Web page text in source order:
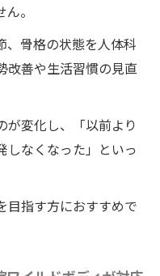
。
、骨格の状態を人体科
改善や生活習慣の見直
が変化し、「以前より
しなくなった」といっ
目指す方におすすめで